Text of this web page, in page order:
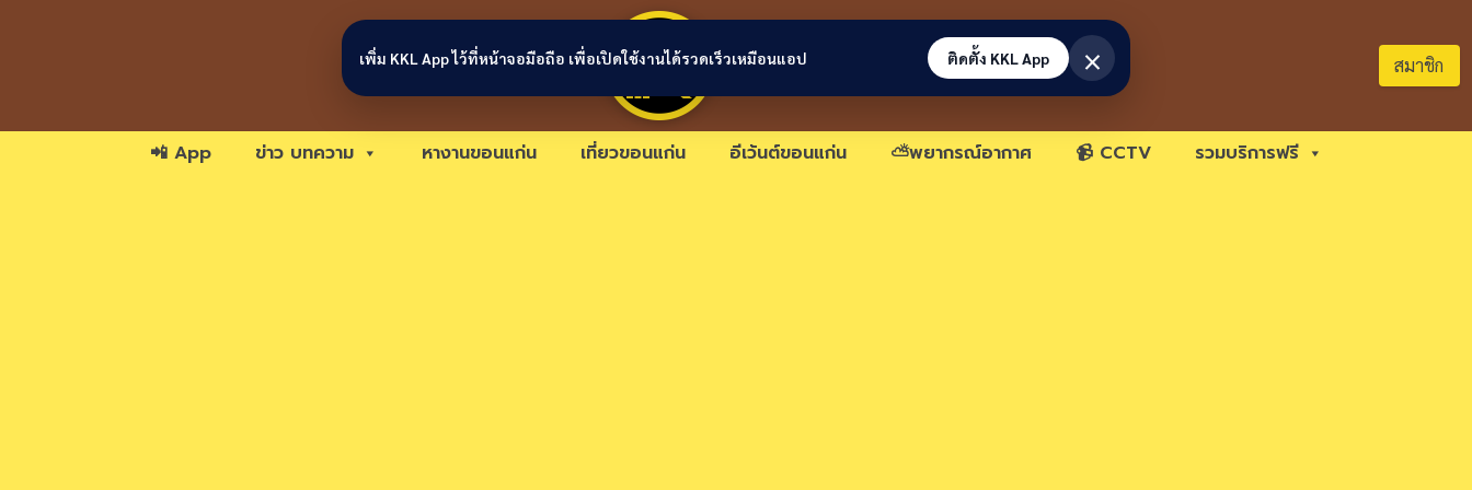
ขอนแก่นลิงก์ สมาชิก
📲 App ข่าว บทความ หางานขอนแก่น เที่ยวขอนแก่น อีเว้นต์ขอนแก่น ⛅พยากรณ์อากาศ 📹 CCTV รวมบริการฟรี
เพิ่ม KKL App ไว้ที่หน้าจอมือถือ เพื่อเปิดใช้งานได้รวดเร็วเหมือนแอป ติดตั้ง KKL App ×